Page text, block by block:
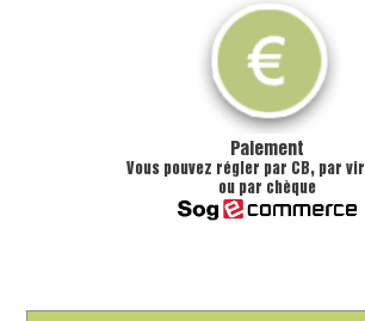
Paiement
Vous pouvez régler par CB, par
ou par chèque